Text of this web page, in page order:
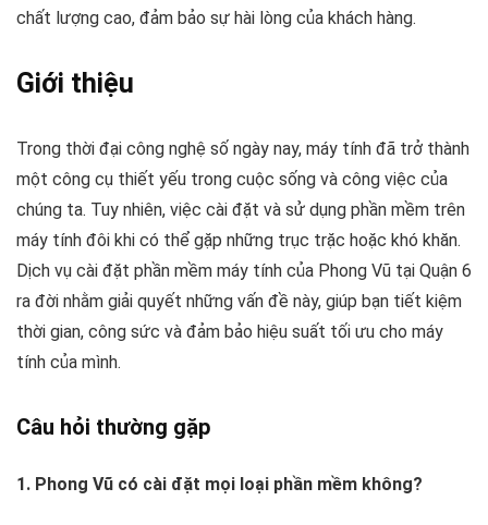
chất lượng cao, đảm bảo sự hài lòng của khách hàng.
Giới thiệu
Trong thời đại công nghệ số ngày nay, máy tính đã trở thành
một công cụ thiết yếu trong cuộc sống và công việc của
chúng ta. Tuy nhiên, việc cài đặt và sử dụng phần mềm trên
máy tính đôi khi có thể gặp những trục trặc hoặc khó khăn.
Dịch vụ cài đặt phần mềm máy tính của Phong Vũ tại Quận 6
ra đời nhằm giải quyết những vấn đề này, giúp bạn tiết kiệm
thời gian, công sức và đảm bảo hiệu suất tối ưu cho máy
tính của mình.
Câu hỏi thường gặp
1. Phong Vũ có cài đặt mọi loại phần mềm không?